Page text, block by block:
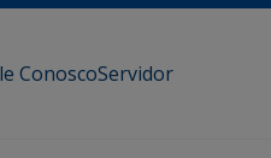
ConoscoServidor